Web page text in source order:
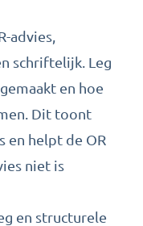
advies,
schriftelijk. Leg
en hoe
Dit toont
en helpt de OR
niet is
en structurele